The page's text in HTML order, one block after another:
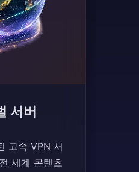
서버
고속 VPN 서
세계 콘텐츠